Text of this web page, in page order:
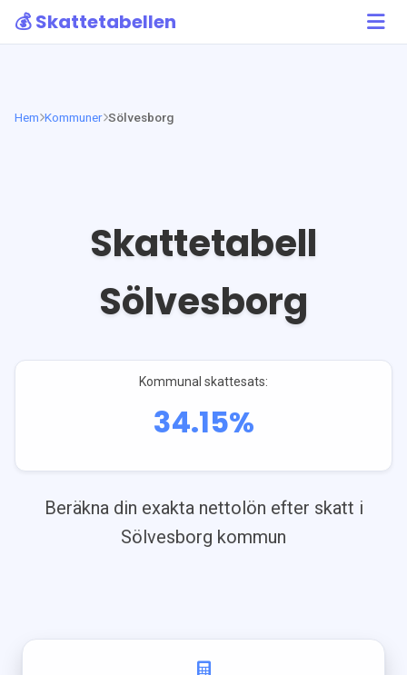
💰 Skattetabellen
Hem Kommuner Sölvesborg
Skattetabell
Sölvesborg
Kommunal skattesats:
34.15%
Beräkna din exakta nettolön efter skatt i
Sölvesborg kommun